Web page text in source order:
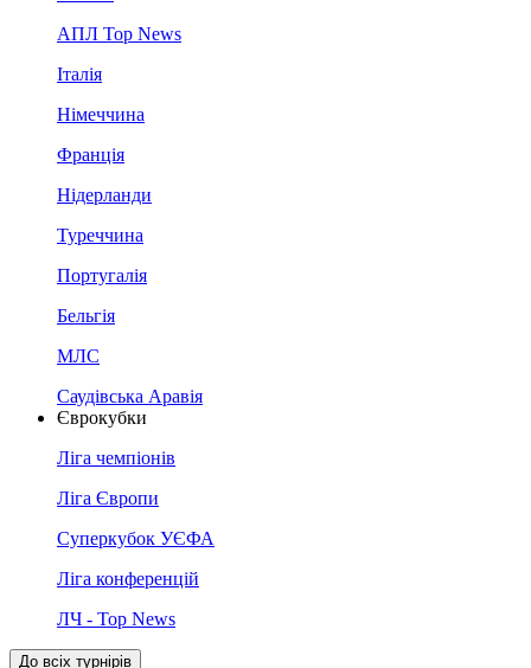
АПЛ Top News
Італія
Німеччина
Франція
Нідерланди
Туреччина
Португалія
Бельгія
МЛС
Саудівська Аравія
Єврокубки
Ліга чемпіонів
Ліга Європи
Суперкубок УЄФА
Ліга конференцій
ЛЧ - Top News
До всіх турнірів